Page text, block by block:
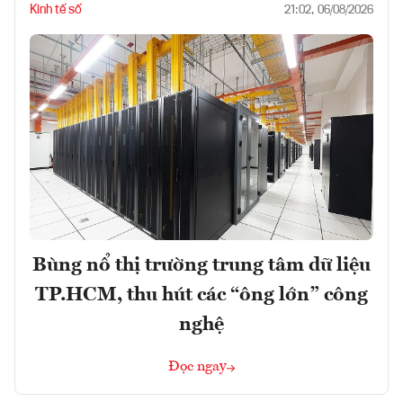
Kinh tế số 21:02, 06/08/2026
Bùng nổ thị trường trung tâm dữ liệu
TP.HCM, thu hút các “ông lớn” công
nghệ
Đọc ngay